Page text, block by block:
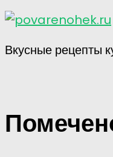
Вкусные рецепты